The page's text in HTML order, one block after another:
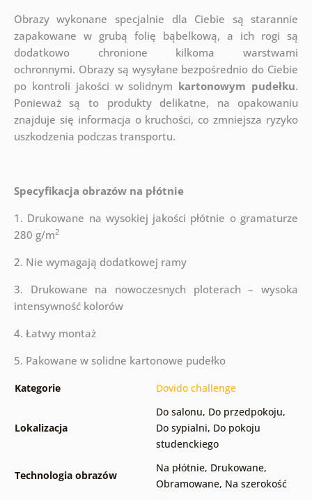
Obrazy wykonane specjalnie dla Ciebie są starannie
zapakowane w grubą folię bąbelkową, a ich rogi są
dodatkowo chronione kilkoma warstwami
ochronnymi. Obrazy są wysyłane bezpośrednio do Ciebie
po kontroli jakości w solidnym kartonowym pudełku.
Ponieważ są to produkty delikatne, na opakowaniu
znajduje się informacja o kruchości, co zmniejsza ryzyko
uszkodzenia podczas transportu.
Specyfikacja obrazów na płótnie
1. Drukowane na wysokiej jakości płótnie o gramaturze
280 g/m2
2. Nie wymagają dodatkowej ramy
3. Drukowane na nowoczesnych ploterach – wysoka
intensywność kolorów
4. Łatwy montaż
5. Pakowane w solidne kartonowe pudełko
Kategorie Dovido challenge
Lokalizacja
Do salonu, Do przedpokoju,
Do sypialni, Do pokoju
studenckiego
Technologia obrazów
Na płótnie, Drukowane,
Obramowane, Na szerokość